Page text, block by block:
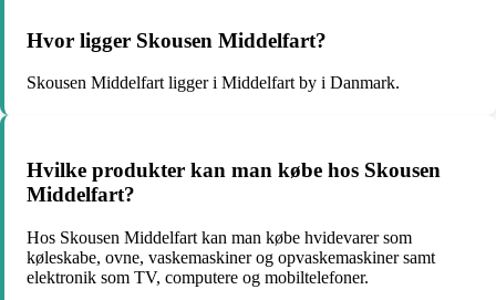
Hvor ligger Skousen Middelfart?
Skousen Middelfart ligger i Middelfart by i Danmark.
Hvilke produkter kan man købe hos Skousen
Middelfart?
Hos Skousen Middelfart kan man købe hvidevarer som
køleskabe, ovne, vaskemaskiner og opvaskemaskiner samt
elektronik som TV, computere og mobiltelefoner.